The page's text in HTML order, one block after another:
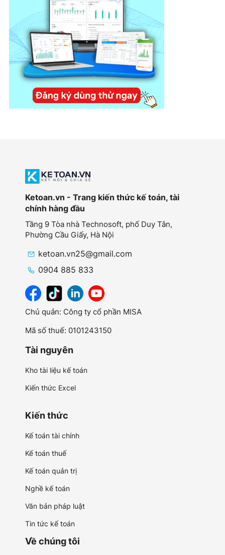
Ketoan.vn - Trang kiến thức kế toán, tài
chính hàng đầu
Tầng 9 Tòa nhà Technosoft, phố Duy Tân,
Phường Cầu Giấy, Hà Nội
ketoan.vn25@gmail.com
0904 885 833
Chủ quản: Công ty cổ phần MISA
Mã số thuế: 0101243150
Tài nguyên
Kho tài liệu kế toán
Kiến thức Excel
Kiến thức
Kế toán tài chính
Kế toán thuế
Kế toán quản trị
Nghề kế toán
Văn bản pháp luật
Tin tức kế toán
Về chúng tôi